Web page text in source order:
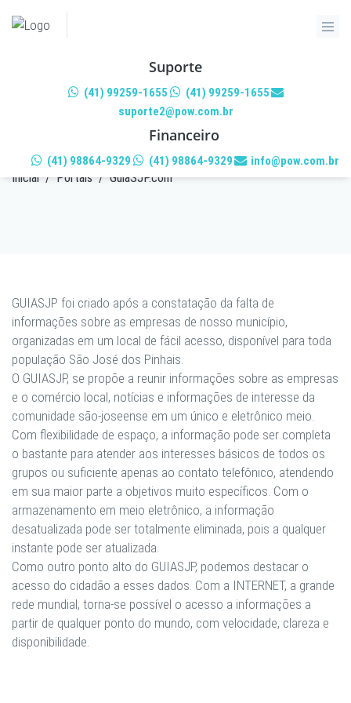
Suporte
(41) 99259-1655
(41) 99259-1655
suporte2@pow.com.br
Financeiro
(41) 98864-9329 (41) 98864-9329 info@pow.com.br
GUIASJP.COM
Inicial / Portais / GuiaSJP.com
GUIASJP foi criado após a constatação da falta de
informações sobre as empresas de nosso município,
organizadas em um local de fácil acesso, disponível para toda
população São José dos Pinhais.
O GUIASJP, se propõe a reunir informações sobre as empresas
e o comércio local, notícias e informações de interesse da
comunidade são-joseense em um único e eletrônico meio.
Com flexibilidade de espaço, a informação pode ser completa
o bastante para atender aos interesses básicos de todos os
grupos ou suficiente apenas ao contato telefônico, atendendo
em sua maior parte a objetivos muito específicos. Com o
armazenamento em meio eletrônico, a informação
desatualizada pode ser totalmente eliminada, pois a qualquer
instante pode ser atualizada.
Como outro ponto alto do GUIASJP, podemos destacar o
acesso do cidadão a esses dados. Com a INTERNET, a grande
rede mundial, torna-se possível o acesso a informações a
partir de qualquer ponto do mundo, com velocidade, clareza e
disponibilidade.